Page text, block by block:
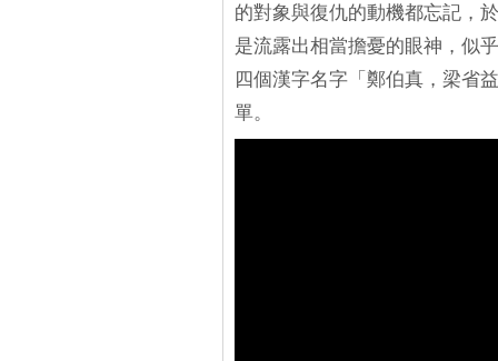
的對象與復仇的動機都忘記，
是流露出相當擔憂的眼神，似
四個漢字名字「鄭伯真，梁省
單。